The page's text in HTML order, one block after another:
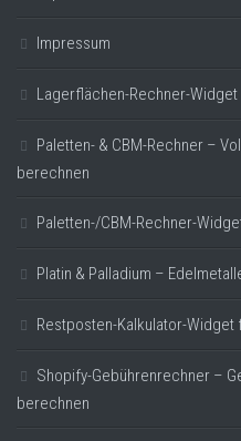
Impressum
Lagerflächen-Rechner-
Paletten- & CBM-Rechner –
berechnen
Paletten-/CBM-Rechner-
Platin & Palladium –
Restposten-Kalkulator-
Shopify-Gebührenrechner –
berechnen